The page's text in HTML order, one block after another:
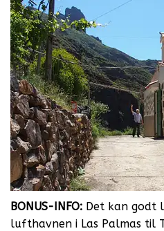
BONUS-INFO: Det kan godt
lufthavnen i Las Palmas til